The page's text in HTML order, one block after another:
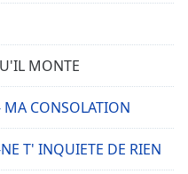
MONTE
CONSOLATION
T' INQUIETE DE RIEN